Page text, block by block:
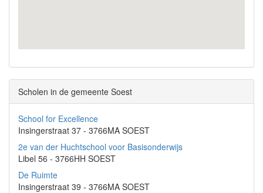
Scholen in de gemeente Soest
School for Excellence
Insingerstraat 37 - 3766MA SOEST
2e van der Huchtschool voor Basisonderwijs
Libel 56 - 3766HH SOEST
De Ruimte
Insingerstraat 39 - 3766MA SOEST